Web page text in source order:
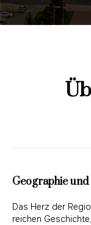
Geographie
Das Herz der
reichen